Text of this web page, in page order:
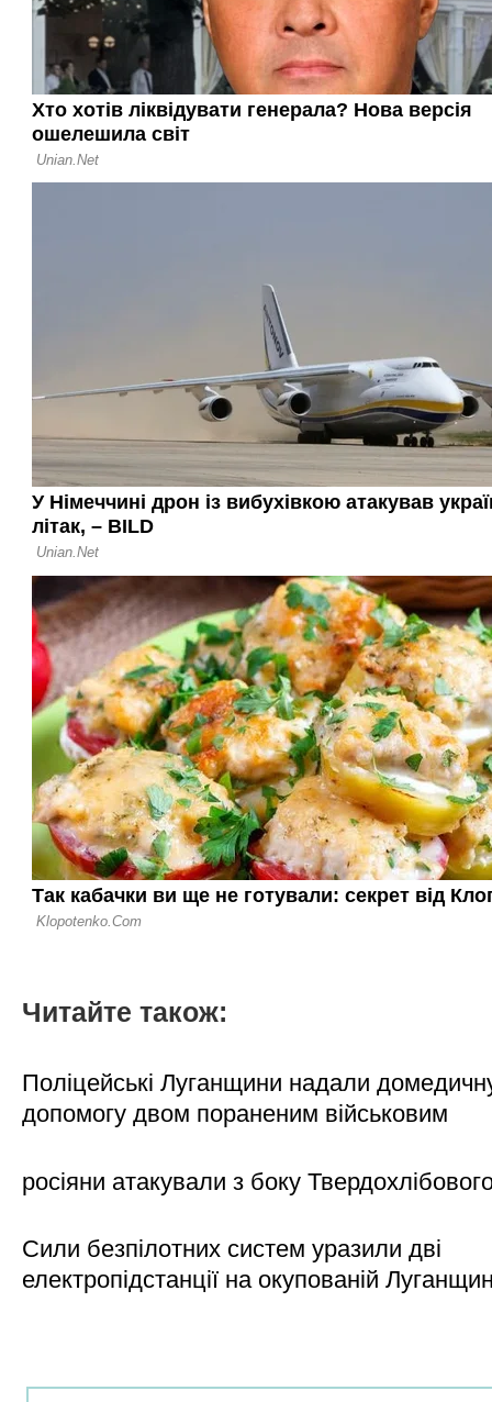
Читайте також:
Поліцейські Луганщини надали
допомогу двом пораненим військовим
росіяни атакували з боку
Сили безпілотних систем уразили дві
електропідстанції на окупованій